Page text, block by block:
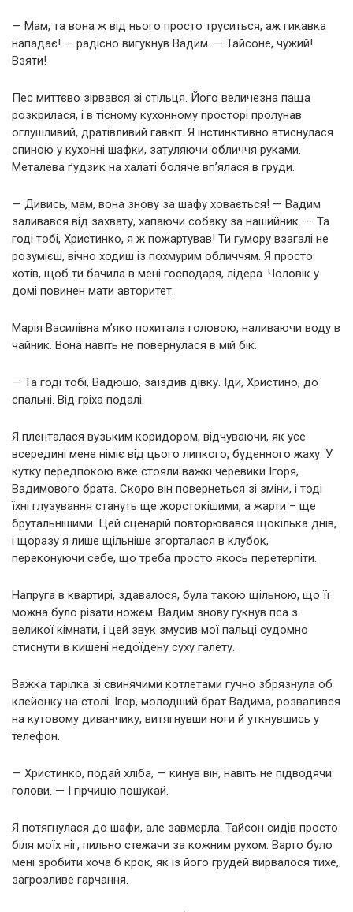
— Мам, та вона ж від нього просто труситься, аж гикавка
нападає! — радісно вигукнув Вадим. — Тайсоне, чужий!
Взяти!
Пес миттєво зірвався зі стільця. Його величезна паща
розкрилася, і в тісному кухонному просторі пролунав
оглушливий, дратівливий гавкіт. Я інстинктивно втиснулася
спиною у кухонні шафки, затуляючи обличчя руками.
Металева ґудзик на халаті боляче вп’ялася в груди.
— Дивись, мам, вона знову за шафу ховається! — Вадим
заливався від захвату, хапаючи собаку за нашийник. — Та
годі тобі, Христинко, я ж пожартував! Ти гумору взагалі не
розумієш, вічно ходиш із похмурим обличчям. Я просто
хотів, щоб ти бачила в мені господаря, лідера. Чоловік у
домі повинен мати авторитет.
Марія Василівна м’яко похитала головою, наливаючи воду в
чайник. Вона навіть не повернулася в мій бік.
— Та годі тобі, Вадюшо, заїздив дівку. Іди, Христино, до
спальні. Від гріха подалі.
Я пленталася вузьким коридором, відчуваючи, як усе
всередині мене німіє від цього липкого, буденного жаху. У
кутку передпокою вже стояли важкі черевики Ігоря,
Вадимового брата. Скоро він повернеться зі зміни, і тоді
їхні глузування стануть ще жорстокішими, а жарти – ще
брутальнішими. Цей сценарій повторювався щокілька днів,
і щоразу я лише щільніше згорталася в клубок,
переконуючи себе, що треба просто якось перетерпіти.
Напруга в квартирі, здавалося, була такою щільною, що її
можна було різати ножем. Вадим знову гукнув пса з
великої кімнати, і цей звук змусив мої пальці судомно
стиснути в кишені недоїдену суху галету.
Важка тарілка зі свинячими котлетами гучно збрязнула об
клейонку на столі. Ігор, молодший брат Вадима, розвалився
на кутовому диванчику, витягнувши ноги й уткнувшись у
телефон.
— Христинко, подай хліба, — кинув він, навіть не підводячи
голови. — І гірчицю пошукай.
Я потягнулася до шафи, але завмерла. Тайсон сидів просто
біля моїх ніг, пильно стежачи за кожним рухом. Варто було
мені зробити хоча б крок, як із його грудей вирвалося тихе,
загрозливе гарчання.